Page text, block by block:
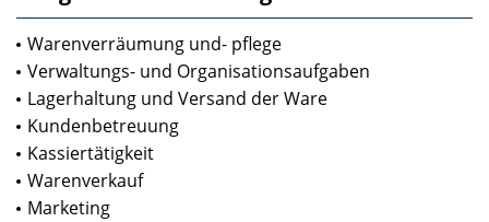
Warenverräumung und- pflege
Verwaltungs- und Organisationsaufgaben
Lagerhaltung und Versand der Ware
Kundenbetreuung
Kassiertätigkeit
Warenverkauf
Marketing